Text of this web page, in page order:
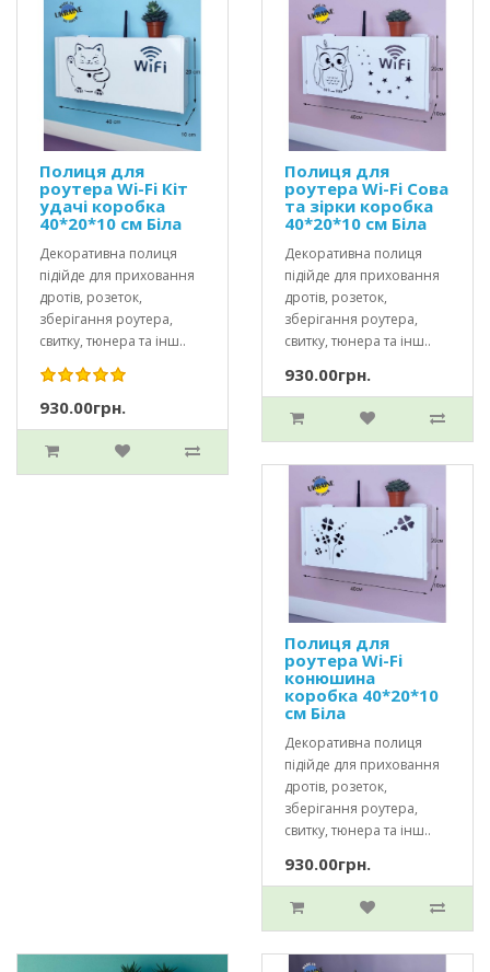
Полиця для
роутера Wi-Fi Кіт
удачі коробка
40*20*10 см Біла
Декоративна полиця
підійде для приховання
дротів, розеток,
зберігання роутера,
свитку, тюнера та інш..
930.00грн.
Полиця для
роутера Wi-Fi Сова
та зірки коробка
40*20*10 см Біла
Декоративна полиця
підійде для приховання
дротів, розеток,
зберігання роутера,
свитку, тюнера та інш..
930.00грн.
Полиця для
роутера Wi-Fi
конюшина
коробка 40*20*10
см Біла
Декоративна полиця
підійде для приховання
дротів, розеток,
зберігання роутера,
свитку, тюнера та інш..
930.00грн.